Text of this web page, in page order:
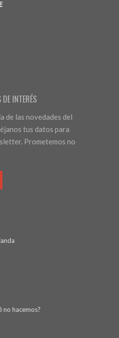
INTERÉS
de las novedades del
tus datos para
Prometemos no
no hacemos?